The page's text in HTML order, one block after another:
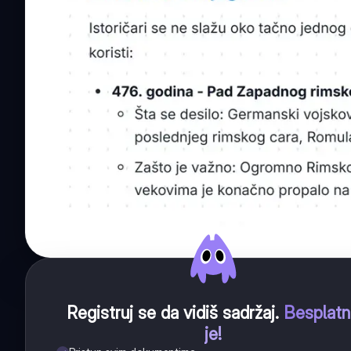
Registruj se da vidiš sadržaj.
je!